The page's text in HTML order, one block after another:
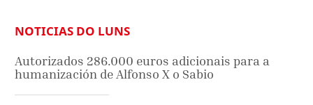
NOTICIAS DO LUNS
Autorizados 286.000 euros adicionais para a
humanización de Alfonso X o Sabio